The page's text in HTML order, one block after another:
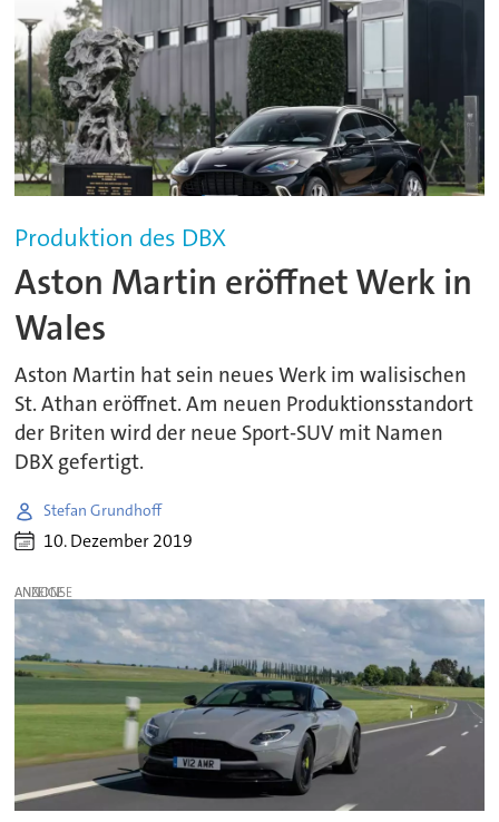
Produktion des DBX
Aston Martin eröffnet Werk in
Wales
Aston Martin hat sein neues Werk im walisischen
St. Athan eröffnet. Am neuen Produktionsstandort
der Briten wird der neue Sport-SUV mit Namen
DBX gefertigt.
Stefan Grundhoff
10. Dezember 2019
ANZEIGE